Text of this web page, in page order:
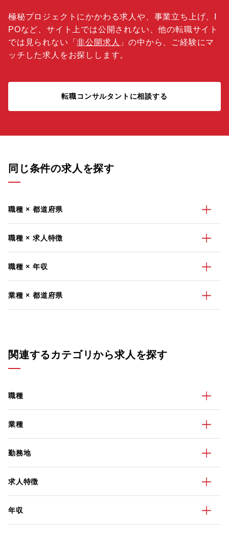
極秘プロジェクトにかかわる求人や、事業立ち上げ、I
POなど、サイト上では公開されない、他の転職サイト
では見られない「非公開求人 」の中から、ご経験にマ
ッチした求人をお探しします。
転職コンサルタントに相談する
同じ条件の求人を探す
職種 × 都道府県
職種 × 求人特徴
職種 × 年収
業種 × 都道府県
関連するカテゴリから求人を探す
職種
業種
勤務地
求人特徴
年収